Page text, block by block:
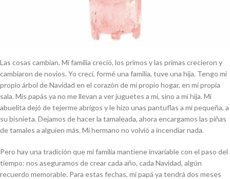
Las cosas cambian. Mi familia creció, los primos y las primas crecieron y
cambiaron de novios. Yo crecí, formé una familia, tuve una hija. Tengo mi
propio árbol de Navidad en el corazón de mi propio hogar, en mi propia
sala. Mis papás ya no me llevan a ver juguetes a mí, sino a mi hija. Mi
abuelita dejó de tejerme abrigos y le hizo unas pantuflas a mi pequeña, a
su bisnieta. Dejamos de hacer la tamaleada, ahora encargamos las piñas
de tamales a alguien más. Mi hermano no volvió a incendiar nada.
Pero hay una tradición que mi familia mantiene invariable con el paso del
tiempo: nos aseguramos de crear cada año, cada Navidad, algún
recuerdo memorable. Para estas fechas, mi papá ya tendrá dos meses